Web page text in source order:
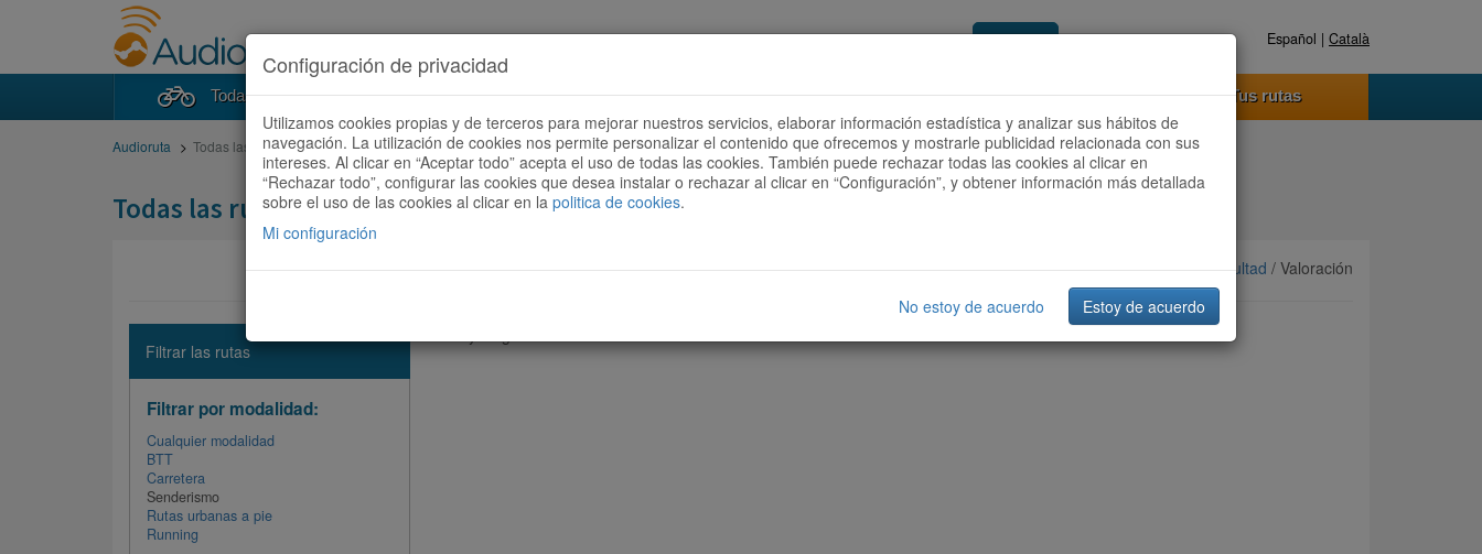
Acceder Registrate ahora Español | Català
Todas las rutas Buscador de rutas Quieres ser colaborador? Cómo funciona Tus rutas
Audioruta Todas las rutas
Todas las rutas
Ordenar por:Más recientes/Dificultad / Valoración
Filtrar las rutas
Filtrar por modalidad:
Cualquier modalidad
BTT
Carretera
Senderismo
Rutas urbanas a pie
Running
Configuración de privacidad
Utilizamos cookies propias y de terceros para mejorar nuestros servicios, elaborar información estadística y analizar sus hábitos de
navegación. La utilización de cookies nos permite personalizar el contenido que ofrecemos y mostrarle publicidad relacionada con sus
intereses. Al clicar en “Aceptar todo” acepta el uso de todas las cookies. También puede rechazar todas las cookies al clicar en
“Rechazar todo”, configurar las cookies que desea instalar o rechazar al clicar en “Configuración”, y obtener información más detallada
sobre el uso de las cookies al clicar en la politica de cookies.
Mi configuración
No estoy de acuerdo Estoy de acuerdo